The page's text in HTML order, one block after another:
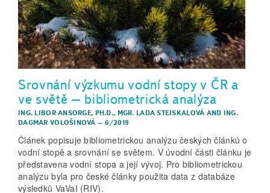
Srovnání výzkumu vodní stopy v ČR a
ve světě – bibliometrická analýza
ING. LIBOR ANSORGE, PH.D., MGR. LADA STEJSKALOVÁ AND ING.
DAGMAR VOLOŠINOVÁ – 6/2019
Článek popisuje bibliometrickou analýzu českých článků o
vodní stopě a srovnání se světem. V úvodní části článku je
představena vodní stopa a její vývoj. Pro bibliometrickou
analýzu byla pro české články použita data z databáze
výsledků VaVaI (RIV).